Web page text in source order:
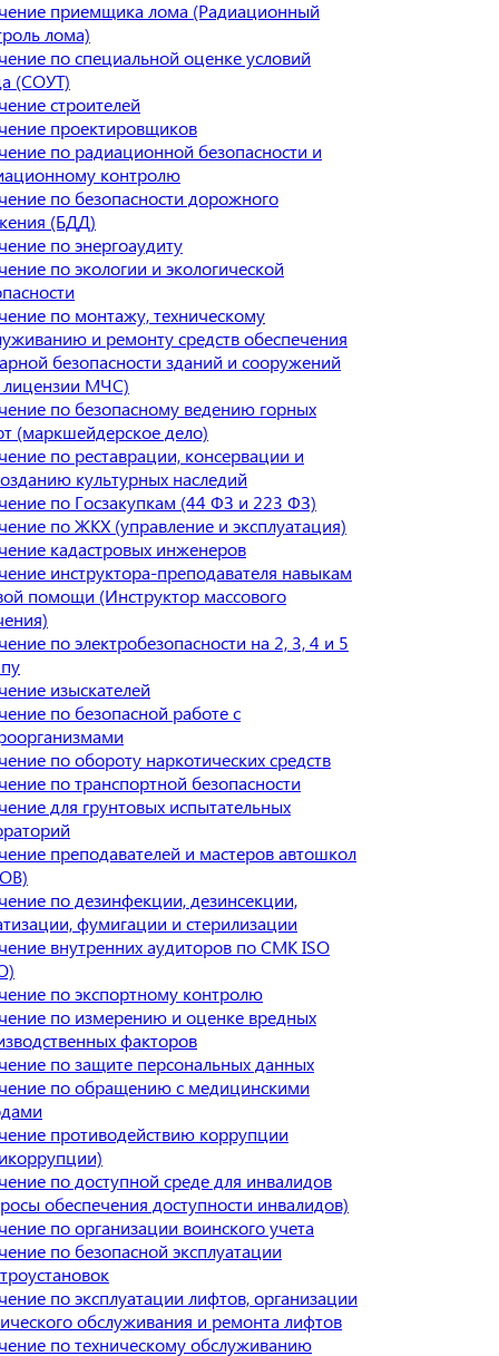
приемщика лома (Радиационный
лома)
по специальной оценке условий
(СОУТ)
строителей
проектировщиков
по радиационной безопасности и
контролю
по безопасности дорожного
(БДД)
по энергоаудиту
по экологии и экологической
по монтажу, техническому
и ремонту средств обеспечения
безопасности зданий и сооружений
лицензии МЧС)
по безопасному ведению горных
(маркшейдерское дело)
по реставрации, консервации и
культурных наследий
по Госзакупкам (44 ФЗ и 223 ФЗ)
по ЖКХ (управление и эксплуатация)
кадастровых инженеров
инструктора-преподавателя навыкам
помощи (Инструктор массового
по электробезопасности на 2, 3, 4 и 5
изыскателей
по безопасной работе с
по обороту наркотических средств
по транспортной безопасности
для грунтовых испытательных
преподавателей и мастеров автошкол
по дезинфекции, дезинсекции,
фумигации и стерилизации
внутренних аудиторов по СМК ISO
по экспортному контролю
по измерению и оценке вредных
факторов
по защите персональных данных
по обращению с медицинскими
противодействию коррупции
по доступной среде для инвалидов
обеспечения доступности инвалидов)
по организации воинского учета
по безопасной эксплуатации
по эксплуатации лифтов, организации
обслуживания и ремонта лифтов
по техническому обслуживанию